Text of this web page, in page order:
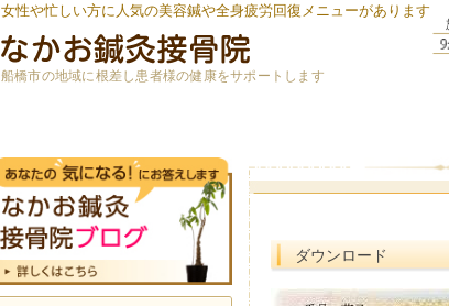
女性や忙しい方に人気の美容鍼や全身疲労回復メニューがあります
船橋市の地域に根差し患者様の健康をサポートします
ダウンロード